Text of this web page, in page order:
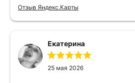
Отзыв Яндекс.Карты
Екатерина
25 мая 2026